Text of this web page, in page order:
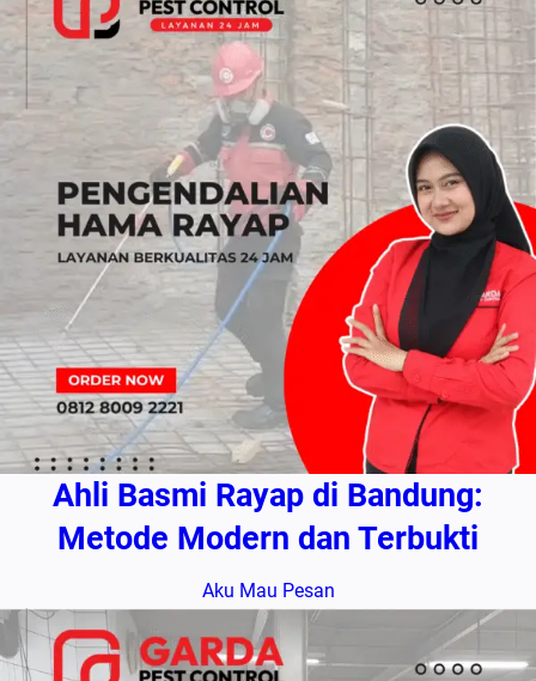
Ahli Basmi Rayap di Bandung:
Metode Modern dan Terbukti
Aku Mau Pesan